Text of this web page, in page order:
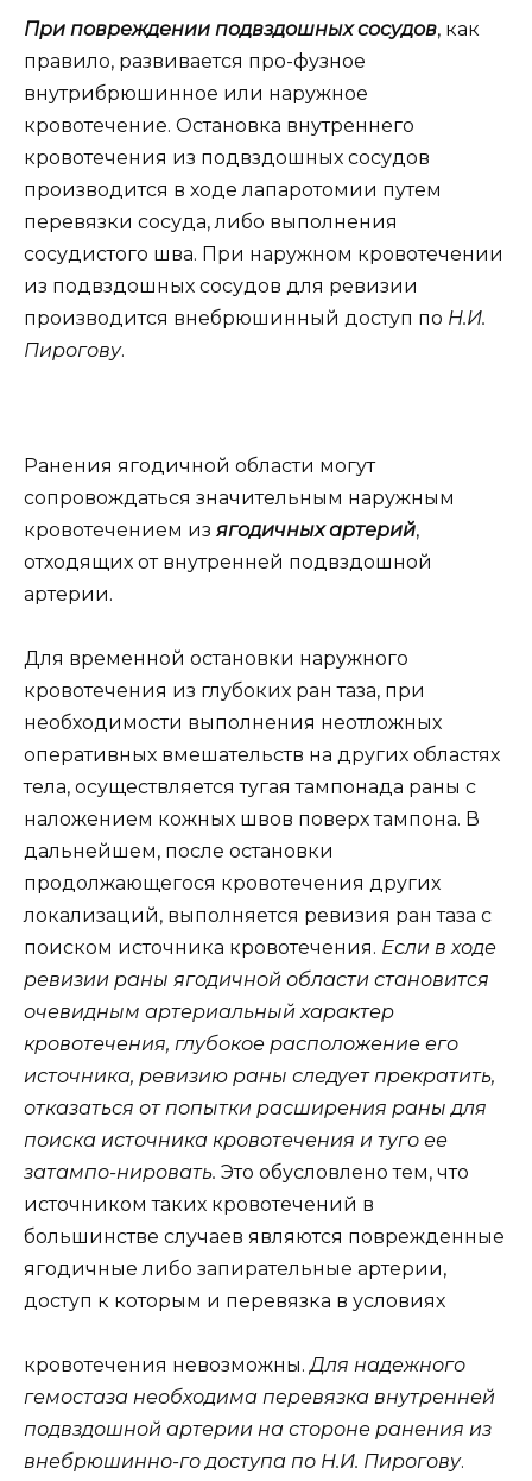
При повреждении подвздошных сосудов, как
правило, развивается про-фузное
внутрибрюшинное или наружное
кровотечение. Остановка внутреннего
кровотечения из подвздошных сосудов
производится в ходе лапаротомии путем
перевязки сосуда, либо выполнения
сосудистого шва. При наружном кровотечении
из подвздошных сосудов для ревизии
производится внебрюшинный доступ по Н.И.
Пирогову.
Ранения ягодичной области могут
сопровождаться значительным наружным
кровотечением из ягодичных артерий,
отходящих от внутренней подвздошной
артерии.
Для временной остановки наружного
кровотечения из глубоких ран таза, при
необходимости выполнения неотложных
оперативных вмешательств на других областях
тела, осуществляется тугая тампонада раны с
наложением кожных швов поверх тампона. В
дальнейшем, после остановки
продолжающегося кровотечения других
локализаций, выполняется ревизия ран таза с
поиском источника кровотечения. Если в ходе
ревизии раны ягодичной области становится
очевидным артериальный характер
кровотечения, глубокое расположение его
источника, ревизию раны следует прекратить,
отказаться от попытки расширения раны для
поиска источника кровотечения и туго ее
затампо-нировать. Это обусловлено тем, что
источником таких кровотечений в
большинстве случаев являются поврежденные
ягодичные либо запирательные артерии,
доступ к которым и перевязка в условиях
кровотечения невозможны.Для надежного
гемостаза необходима перевязка внутренней
подвздошной артерии на стороне ранения из
внебрюшинно-го доступа по Н.И. Пирогову.